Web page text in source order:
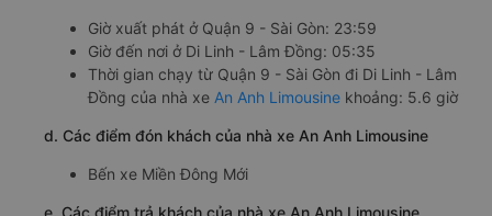
Giờ xuất phát ở Quận 9 - Sài Gòn: 23:59
Giờ đến nơi ở Di Linh - Lâm Đồng: 05:35
Thời gian chạy từ Quận 9 - Sài Gòn đi Di Linh - Lâm
Đồng của nhà xe An Anh Limousine khoảng: 5.6 giờ
d. Các điểm đón khách của nhà xe An Anh Limousine
Bến xe Miền Đông Mới
e. Các điểm trả khách của nhà xe An Anh Limousine